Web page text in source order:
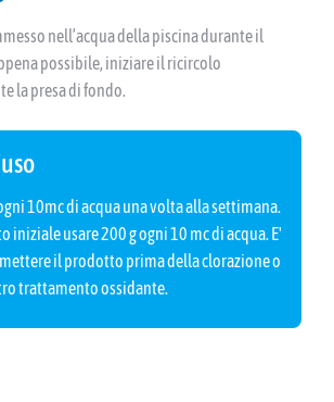
nell’acqua della piscina durante il
possibile, iniziare il ricircolo
la presa di fondo.
10mc di acqua una volta alla settimana.
iniziale usare 200 g ogni 10 mc di acqua. E'
il prodotto prima della clorazione o
trattamento ossidante.